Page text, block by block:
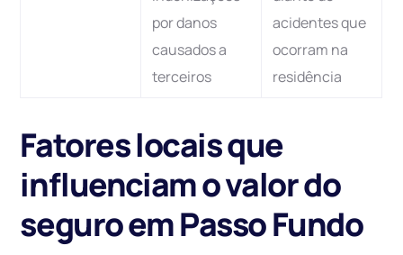
por danos
causados a
terceiros
acidentes que
ocorram na
residência
Fatores locais que
influenciam o valor do
seguro em Passo Fundo